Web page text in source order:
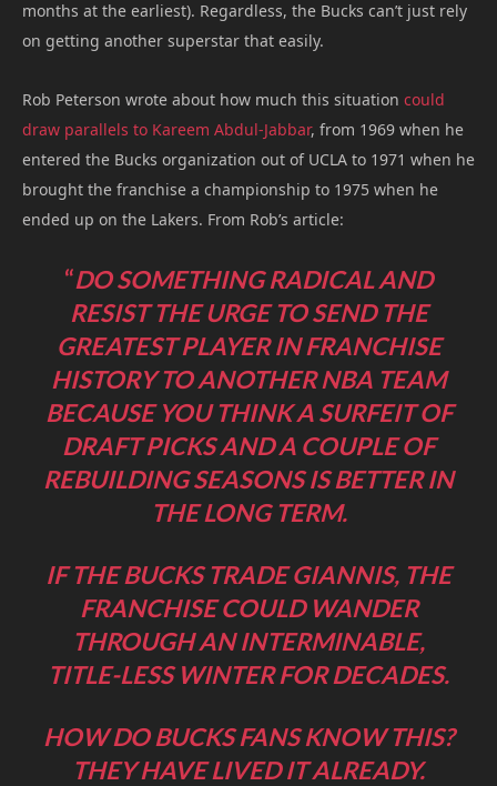
months at the earliest). Regardless, the Bucks can’t just rely
on getting another superstar that easily.
Rob Peterson wrote about how much this situation could
draw parallels to Kareem Abdul-Jabbar, from 1969 when he
entered the Bucks organization out of UCLA to 1971 when he
brought the franchise a championship to 1975 when he
ended up on the Lakers. From Rob’s article:
“DO SOMETHING RADICALAND
RESIST THE URGE TO SEND THE
GREATEST PLAYER IN FRANCHISE
HISTORY TO ANOTHER NBA TEAM
BECAUSE YOU THINK A SURFEIT OF
DRAFT PICKS AND A COUPLE OF
REBUILDING SEASONS IS BETTER IN
THE LONG TERM.
IF THE BUCKS TRADE GIANNIS, THE
FRANCHISE COULD WANDER
THROUGH AN INTERMINABLE,
TITLE-LESS WINTER FOR DECADES.
HOW DO BUCKS FANS KNOW THIS?
THEY HAVE LIVED IT ALREADY.